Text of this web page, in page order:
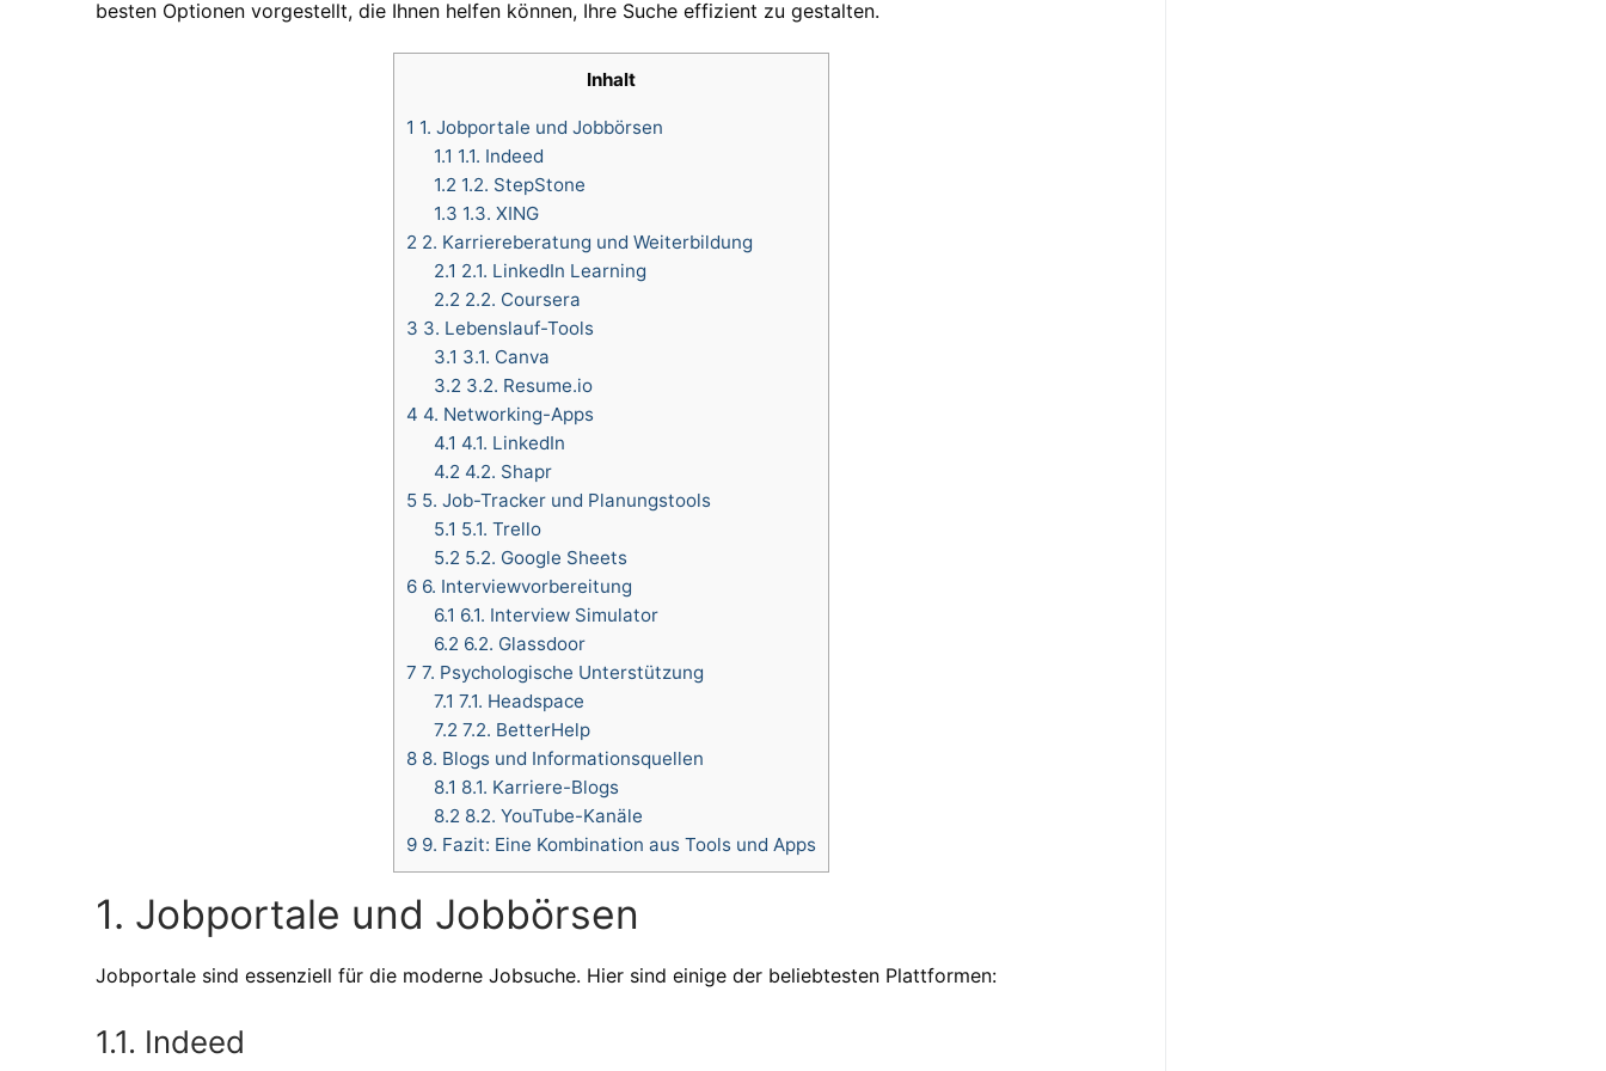
besten Optionen vorgestellt, die Ihnen helfen können, Ihre Suche effizient zu gestalten.
Inhalt
1 1. Jobportale und Jobbörsen
1.1 1.1. Indeed
1.2 1.2. StepStone
1.3 1.3. XING
2 2. Karriereberatung und Weiterbildung
2.1 2.1. LinkedIn Learning
2.2 2.2. Coursera
3 3. Lebenslauf-Tools
3.1 3.1. Canva
3.2 3.2. Resume.io
4 4. Networking-Apps
4.1 4.1. LinkedIn
4.2 4.2. Shapr
5 5. Job-Tracker und Planungstools
5.1 5.1. Trello
5.2 5.2. Google Sheets
6 6. Interviewvorbereitung
6.1 6.1. Interview Simulator
6.2 6.2. Glassdoor
7 7. Psychologische Unterstützung
7.1 7.1. Headspace
7.2 7.2. BetterHelp
8 8. Blogs und Informationsquellen
8.1 8.1. Karriere-Blogs
8.2 8.2. YouTube-Kanäle
9 9. Fazit: Eine Kombination aus Tools und Apps
1. Jobportale und Jobbörsen
Jobportale sind essenziell für die moderne Jobsuche. Hier sind einige der beliebtesten Plattformen:
1.1. Indeed